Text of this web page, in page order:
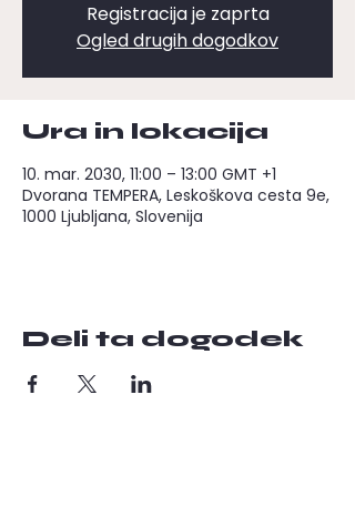
Registracija je zaprta
Ogled drugih dogodkov
Ura in lokacija
10. mar. 2030, 11:00 – 13:00 GMT +1
Dvorana TEMPERA, Leskoškova cesta 9e,
1000 Ljubljana, Slovenija
Deli ta dogodek